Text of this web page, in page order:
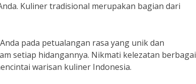
Kuliner tradisional merupakan bagian dari
pada petualangan rasa yang unik dan
setiap hidangannya. Nikmati kelezatan berbagai
warisan kuliner Indonesia.